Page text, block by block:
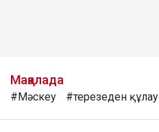
Мақалада
#Мәскеу #терезеден құлау